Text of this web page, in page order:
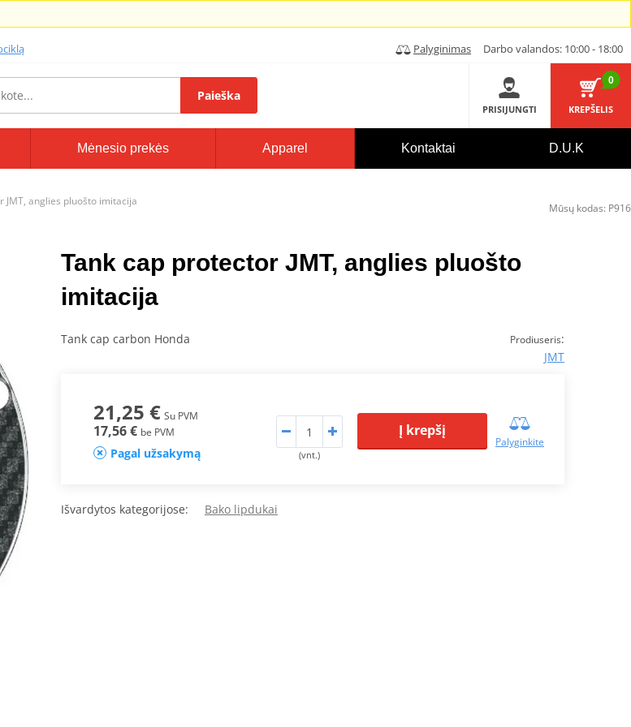
Palyginimas Darbo valandos: 10:00 - 18:00
Paieška
PRISIJUNGTI
0
KREPŠELIS
Mėnesio prekės Apparel Kontaktai D.U.K
JMT, anglies pluošto imitacija
Tank cap protector JMT, anglies pluošto
imitacija
Prodiuseris:
JMT
Tank cap carbon Honda
21,25 € Su PVM
17,56 € be PVM
Pagal užsakymą (vnt.)
Į krepšį
Palyginkite
Išvardytos kategorijose: Bako lipdukai
Mūsų kodas: P916